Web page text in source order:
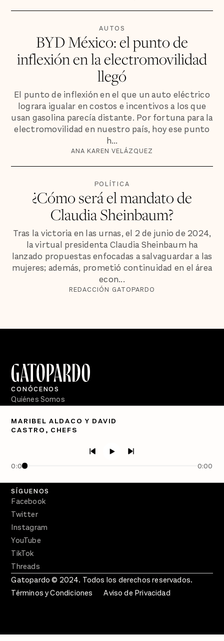
AUTOS
BYD México: el punto de
inflexión en la electromovilidad
llegó
El punto de inflexión en el que un auto eléctrico
lograra igualar en costos e incentivos a los que
usan gasolina parecía distante. Por fortuna para la
electromovilidad en nuestro país, hoy ese punto
h...
ANA KAREN VELÁZQUEZ
POLÍTICA
¿Cómo será el mandato de
Claudia Sheinbaum?
Tras la victoria en las urnas, el 2 de junio de 2024,
la virtual presidenta Claudia Sheinbaum ha
lanzado propuestas enfocadas a salvaguardar a las
mujeres; además, prometió continuidad en el área
econ...
REDACCIÓN GATOPARDO
MARIBEL ALDACO Y DAVID
CASTRO, CHEFS
0:00 0:00
CONÓCENOS
Quiénes Somos
PÓDCASTS
Crecer en Distopía
SÍGUENOS
Facebook
Twitter
Instagram
YouTube
TikTok
Threads
Gatopardo © 2024. Todos los derechos reservados.
Términos y Condiciones
Aviso de Privacidad